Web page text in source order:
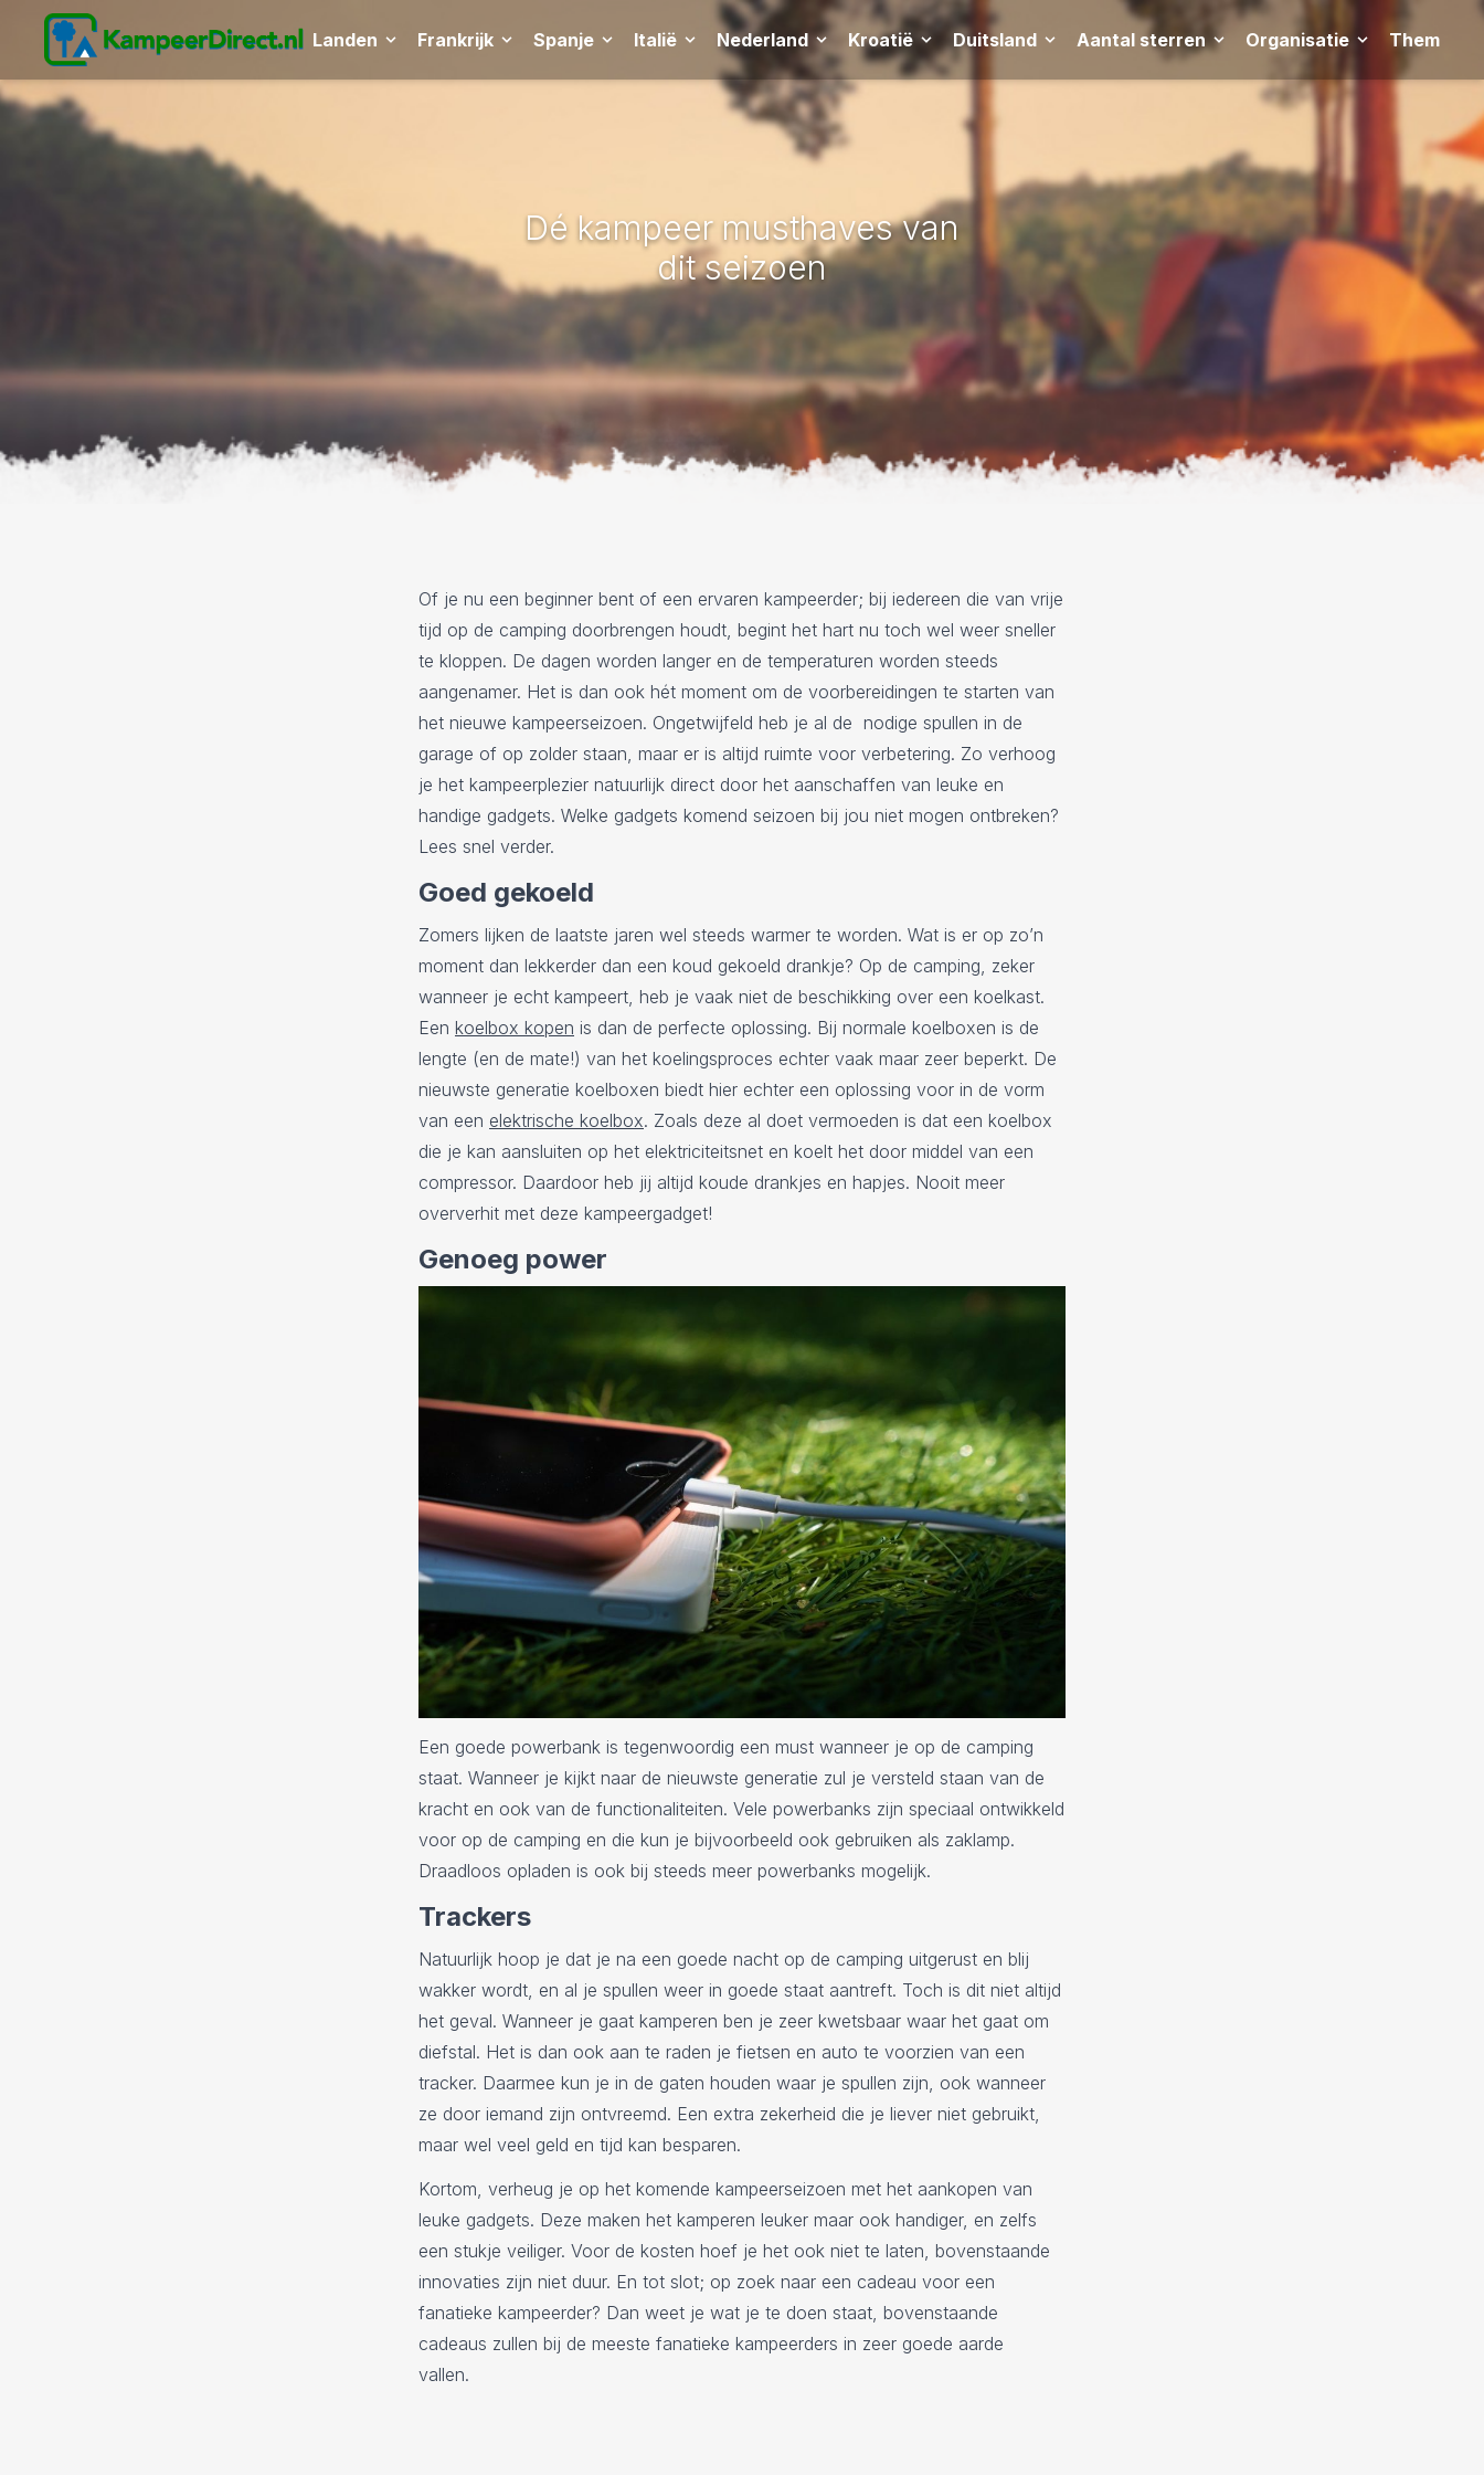
Landen Frankrijk Spanje Italië Nederland Kroatië Duitsland Aantal sterren Organisatie Thema
Dé kampeer musthaves van
dit seizoen
Of je nu een beginner bent of een ervaren kampeerder; bij iedereen die van vrije
tijd op de camping doorbrengen houdt, begint het hart nu toch wel weer sneller
te kloppen. De dagen worden langer en de temperaturen worden steeds
aangenamer. Het is dan ook hét moment om de voorbereidingen te starten van
het nieuwe kampeerseizoen. Ongetwijfeld heb je al de nodige spullen in de
garage of op zolder staan, maar er is altijd ruimte voor verbetering. Zo verhoog
je het kampeerplezier natuurlijk direct door het aanschaffen van leuke en
handige gadgets. Welke gadgets komend seizoen bij jou niet mogen ontbreken?
Lees snel verder.
Goed gekoeld
Zomers lijken de laatste jaren wel steeds warmer te worden. Wat is er op zo’n
moment dan lekkerder dan een koud gekoeld drankje? Op de camping, zeker
wanneer je echt kampeert, heb je vaak niet de beschikking over een koelkast.
Een koelbox kopen is dan de perfecte oplossing. Bij normale koelboxen is de
lengte (en de mate!) van het koelingsproces echter vaak maar zeer beperkt. De
nieuwste generatie koelboxen biedt hier echter een oplossing voor in de vorm
van een elektrische koelbox. Zoals deze al doet vermoeden is dat een koelbox
die je kan aansluiten op het elektriciteitsnet en koelt het door middel van een
compressor. Daardoor heb jij altijd koude drankjes en hapjes. Nooit meer
oververhit met deze kampeergadget!
Genoeg power
Een goede powerbank is tegenwoordig een must wanneer je op de camping
staat. Wanneer je kijkt naar de nieuwste generatie zul je versteld staan van de
kracht en ook van de functionaliteiten. Vele powerbanks zijn speciaal ontwikkeld
voor op de camping en die kun je bijvoorbeeld ook gebruiken als zaklamp.
Draadloos opladen is ook bij steeds meer powerbanks mogelijk.
Trackers
Natuurlijk hoop je dat je na een goede nacht op de camping uitgerust en blij
wakker wordt, en al je spullen weer in goede staat aantreft. Toch is dit niet altijd
het geval. Wanneer je gaat kamperen ben je zeer kwetsbaar waar het gaat om
diefstal. Het is dan ook aan te raden je fietsen en auto te voorzien van een
tracker. Daarmee kun je in de gaten houden waar je spullen zijn, ook wanneer
ze door iemand zijn ontvreemd. Een extra zekerheid die je liever niet gebruikt,
maar wel veel geld en tijd kan besparen.
Kortom, verheug je op het komende kampeerseizoen met het aankopen van
leuke gadgets. Deze maken het kamperen leuker maar ook handiger, en zelfs
een stukje veiliger. Voor de kosten hoef je het ook niet te laten, bovenstaande
innovaties zijn niet duur. En tot slot; op zoek naar een cadeau voor een
fanatieke kampeerder? Dan weet je wat je te doen staat, bovenstaande
cadeaus zullen bij de meeste fanatieke kampeerders in zeer goede aarde
vallen.